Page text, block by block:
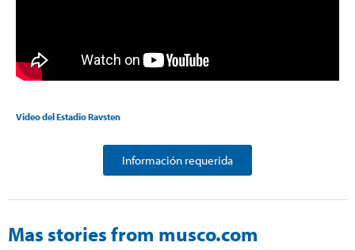
Video del Estadio Ravsten
Información requerida
Mas stories from musco.com